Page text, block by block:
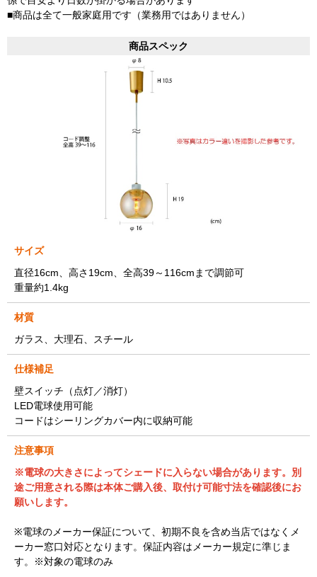
■商品は全て一般家庭用です（業務用ではありません）
商品スペック
サイズ
直径16cm、高さ19cm、全高39～116cmまで調節可
重量約1.4kg
材質
ガラス、大理石、スチール
仕様補足
壁スイッチ（点灯／消灯）
LED電球使用可能
コードはシーリングカバー内に収納可能
注意事項
※電球の大きさによってシェードに入らない場合があります。別
途ご用意される際は本体ご購入後、取付け可能寸法を確認後にお
願いします。
※電球のメーカー保証について、初期不良を含め当店ではなくメ
ーカー窓口対応となります。保証内容はメーカー規定に準じま
す。※対象の電球のみ